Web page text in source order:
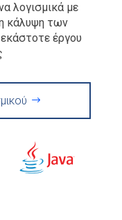
λογισμικά με
κάλυψη των
έργου